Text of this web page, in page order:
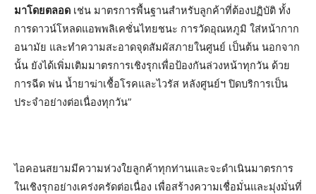
มาโดยตลอด เช่น มาตรการพื้นฐานสำหรับลูกค้าที่ต้องปฏิบัติ ทั้ง
การดาวน์โหลดแอพพลิเคชั่นไทยชนะ การวัดอุณหภูมิ ใส่หน้ากาก
อนามัย และทำความสะอาดจุดสัมผัสภายในศูนย์ เป็นต้น นอกจาก
นั้น ยังได้เพิ่มเติมมาตรการเชิงรุกเพื่อป้องกันล่วงหน้าทุกวัน ด้วย
การฉีด พ่น น้ำยาฆ่าเชื้อโรคและไวรัส หลังศูนย์ฯ ปิดบริการเป็น
ประจำอย่างต่อเนื่องทุกวัน”
ไอคอนสยามมีความห่วงใยลูกค้าทุกท่านและจะดำเนินมาตรการ
ในเชิงรุกอย่างเคร่งครัดต่อเนื่อง เพื่อสร้างความเชื่อมั่นและมุ่งมั่นที่